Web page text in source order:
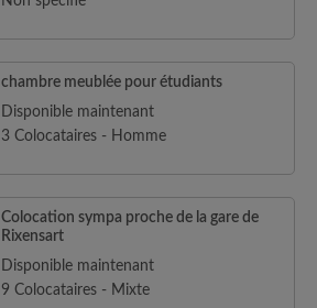
chambre meublée pour étudiants
Disponible maintenant
3 Colocataires - Homme
Colocation sympa proche de la gare de
Rixensart
Disponible maintenant
9 Colocataires - Mixte